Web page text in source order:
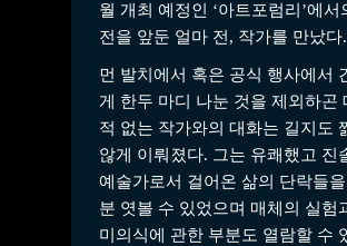
월 개최 예정인 ‘아트포럼리’에서
전을 앞둔 얼마 전, 작가를 만났다.
먼 발치에서 혹은 공식 행사에서
게 한두 마디 나눈 것을 제외하곤
적 없는 작가와의 대화는 길지도
않게 이뤄졌다. 그는 유쾌했고 진
예술가로서 걸어온 삶의 단락들
분 엿볼 수 있었으며 매체의 실험
미의식에 관한 부분도 열람할 수